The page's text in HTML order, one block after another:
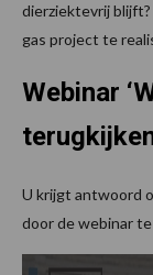
dierziektevrij
gas project te
Webinar
U krijgt antwoord
door de webinar